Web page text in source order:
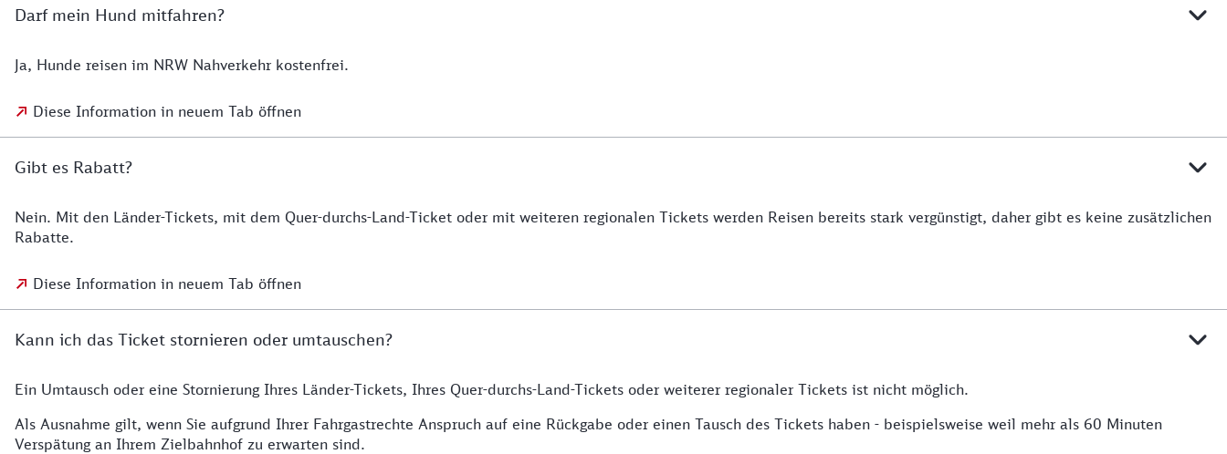
Darf mein Hund mitfahren?
Ja, Hunde reisen im NRW Nahverkehr kostenfrei.
Diese Information in neuem Tab öffnen
Gibt es Rabatt?
Nein. Mit den Länder-Tickets, mit dem Quer-durchs-Land-Ticket oder mit weiteren regionalen Tickets werden Reisen bereits stark vergünstigt, daher gibt es keine zusätzlichen
Rabatte.
Diese Information in neuem Tab öffnen
Kann ich das Ticket stornieren oder umtauschen?
Ein Umtausch oder eine Stornierung Ihres Länder-Tickets, Ihres Quer-durchs-Land-Tickets oder weiterer regionaler Tickets ist nicht möglich.
Als Ausnahme gilt, wenn Sie aufgrund Ihrer Fahrgastrechte Anspruch auf eine Rückgabe oder einen Tausch des Tickets haben - beispielsweise weil mehr als 60 Minuten
Verspätung an Ihrem Zielbahnhof zu erwarten sind.